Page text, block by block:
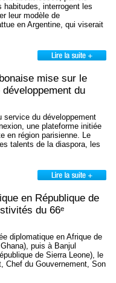
interrogent les
leur modèle de
en Argentine, qui viserait
mise sur le
du
service du développement
une plateforme initiée
en région parisienne. Le
talents de la diaspora, les
en République de
du 66ᵉ
diplomatique en Afrique de
puis à Banjul
de Sierra Leone), le
Chef du Gouvernement, Son